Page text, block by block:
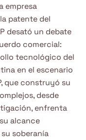
empresa
patente del
desató un debate
comercial:
tecnológico del
en el escenario
que construyó su
desde
enfrenta
alcance
soberanía